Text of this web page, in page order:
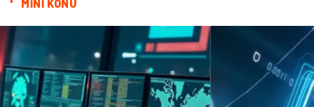
Sigorta Çadır
Yazı Tahtaları Pet Malzemeleri
MİNİ KONU